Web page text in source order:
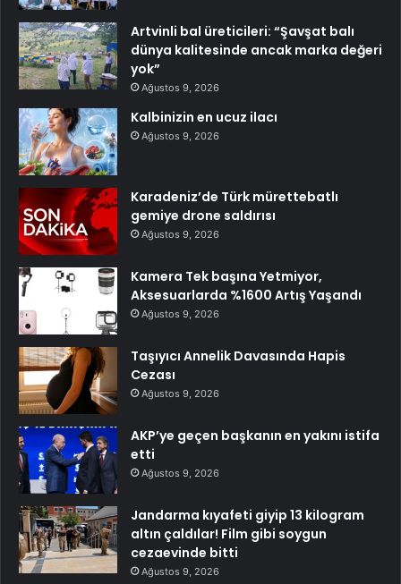
Artvinli bal üreticileri: “Şavşat balı
dünya kalitesinde ancak marka değeri
yok”
Ağustos 9, 2026
Kalbinizin en ucuz ilacı
Ağustos 9, 2026
Karadeniz’de Türk mürettebatlı
gemiye drone saldırısı
Ağustos 9, 2026
Kamera Tek başına Yetmiyor,
Aksesuarlarda %1600 Artış Yaşandı
Ağustos 9, 2026
Taşıyıcı Annelik Davasında Hapis
Cezası
Ağustos 9, 2026
AKP’ye geçen başkanın en yakını istifa
etti
Ağustos 9, 2026
Jandarma kıyafeti giyip 13 kilogram
altın çaldılar! Film gibi soygun
cezaevinde bitti
Ağustos 9, 2026